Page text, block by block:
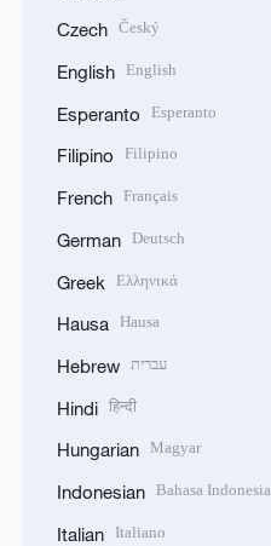
Czech Český
English English
Esperanto Esperanto
Filipino Filipino
French Français
German Deutsch
Greek Ελληνικά
Hausa Hausa
Hebrew עברית
Hindi हिन्दी
Hungarian Magyar
Indonesian Bahasa Indonesia
Italian Italiano